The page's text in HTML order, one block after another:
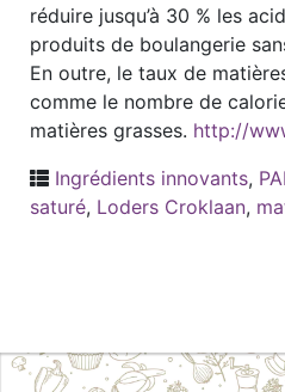
réduire jusqu’à 30 % les
produits de boulangerie
En outre, le taux de
comme le nombre de
matières grasses. http://
Ingrédients innovants,
saturé, Loders Croklaan,